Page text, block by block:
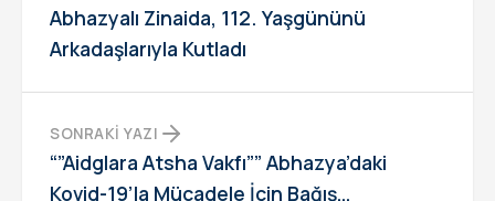
Abhazyalı Zinaida, 112. Yaşgününü
Arkadaşlarıyla Kutladı
SONRAKI YAZI
“”Aidglara Atsha Vakfı”” Abhazya’daki
Kovid-19’la Mücadele İçin Bağış